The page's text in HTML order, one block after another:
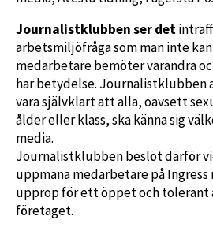
Journalistklubben ser det
arbetsmiljöfråga som man inte
medarbetare bemöter varandra
har betydelse. Journalistklubben
vara självklart att alla, oavsett
ålder eller klass, ska känna sig
media.
Journalistklubben beslöt därför
uppmana medarbetare på
upprop för ett öppet och tolerant
företaget.